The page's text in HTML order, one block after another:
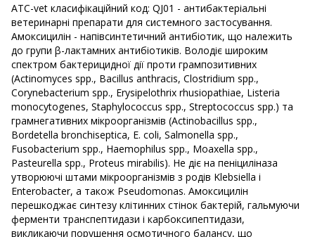
АТС-vet класифікаційний код: QJ01 - антибактеріальні
ветеринарні препарати для системного застосування.
Амоксицилін - напівсинтетичний антибіотик, що належить
до групи β-лактамних антибіотиків. Володіє широким
спектром бактерицидної дії проти грампозитивних
(Actinomyces spp., Bacillus anthracis, Clostridium spp.,
Corynebacterium spp., Erysipelothrix rhusiopathiae, Listeria
monocytogenes, Staphylococcus spp., Streptococcus spp.) та
грамнегативних мікроорганізмів (Actinobacillus spp.,
Bordetella bronchiseptica, E. coli, Salmonella spp.,
Fusobacterium spp., Haemophilus spp., Moaxella spp.,
Pasteurella spp., Proteus mirabilis). Не діє на пеніциліназа
утворюючі штами мікроорганізмів з родів Klebsiella і
Enterobacter, а також Pseudomonas. Амоксицилін
перешкоджає синтезу клітинних стінок бактерій, гальмуючи
ферменти транспептидази і карбоксипептидази,
викликаючи порушення осмотичного балансу, що